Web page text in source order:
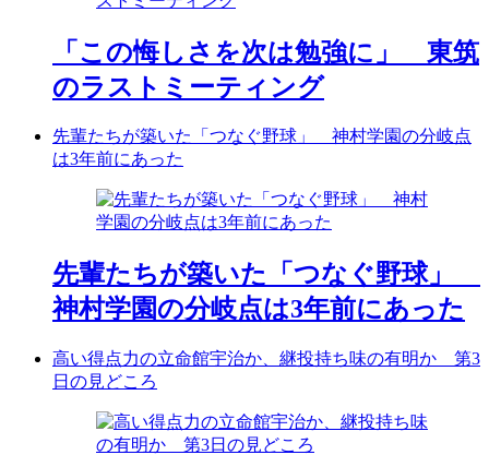
「この悔しさを次は勉強に」 東筑
のラストミーティング
先輩たちが築いた「つなぐ野球」 神村学園の分岐点
は3年前にあった
先輩たちが築いた「つなぐ野球」
神村学園の分岐点は3年前にあった
高い得点力の立命館宇治か、継投持ち味の有明か 第3
日の見どころ